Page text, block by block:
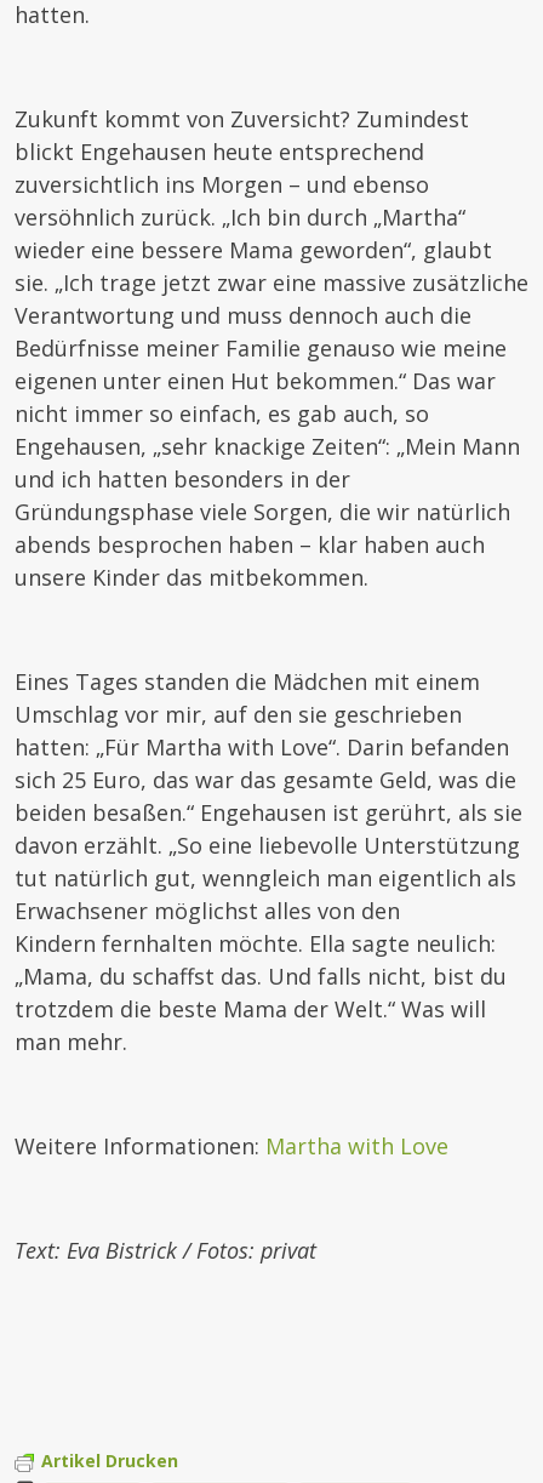
hatten.
Zukunft kommt von Zuversicht? Zumindest
blickt Engehausen heute entsprechend
zuversichtlich ins Morgen – und ebenso
versöhnlich zurück. „Ich bin durch „Martha“
wieder eine bessere Mama geworden“, glaubt
sie. „Ich trage jetzt zwar eine massive zusätzliche
Verantwortung und muss dennoch auch die
Bedürfnisse meiner Familie genauso wie meine
eigenen unter einen Hut bekommen.“ Das war
nicht immer so einfach, es gab auch, so
Engehausen, „sehr knackige Zeiten“: „Mein Mann
und ich hatten besonders in der
Gründungsphase viele Sorgen, die wir natürlich
abends besprochen haben – klar haben auch
unsere Kinder das mitbekommen.
Eines Tages standen die Mädchen mit einem
Umschlag vor mir, auf den sie geschrieben
hatten: „Für Martha with Love“. Darin befanden
sich 25 Euro, das war das gesamte Geld, was die
beiden besaßen.“ Engehausen ist gerührt, als sie
davon erzählt. „So eine liebevolle Unterstützung
tut natürlich gut, wenngleich man eigentlich als
Erwachsener möglichst alles von den
Kindern fernhalten möchte. Ella sagte neulich:
„Mama, du schaffst das. Und falls nicht, bist du
trotzdem die beste Mama der Welt.“ Was will
man mehr.
Weitere Informationen: Martha with Love
Text: Eva Bistrick / Fotos: privat
Artikel Drucken